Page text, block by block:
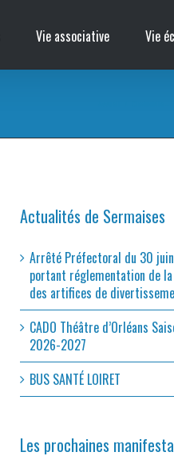
Vie associative Vie
Actualités de Sermaises
Arrêté Préfectoral du 30
portant réglementation de
des artifices de
CADO Théâtre d’Orléans
2026-2027
BUS SANTÉ LOIRET
Les prochaines